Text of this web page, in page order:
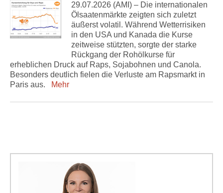
29.07.2026 (AMI) – Die internationalen
Ölsaatenmärkte zeigten sich zuletzt
äußerst volatil. Während Wetterrisiken
in den USA und Kanada die Kurse
zeitweise stützten, sorgte der starke
Rückgang der Rohölkurse für
erheblichen Druck auf Raps, Sojabohnen und Canola.
Besonders deutlich fielen die Verluste am Rapsmarkt in
Paris aus.
Mehr